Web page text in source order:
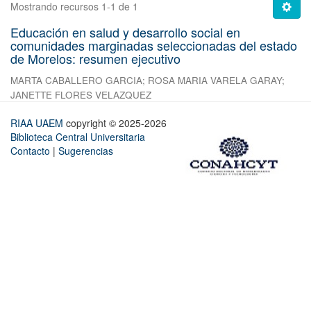
Mostrando recursos 1-1 de 1
Educación en salud y desarrollo social en
comunidades marginadas seleccionadas del estado
de Morelos: resumen ejecutivo
MARTA CABALLERO GARCIA; ROSA MARIA VARELA GARAY;
JANETTE FLORES VELAZQUEZ
RIAA UAEM copyright © 2025-2026
Biblioteca Central Universitaria
Contacto | Sugerencias